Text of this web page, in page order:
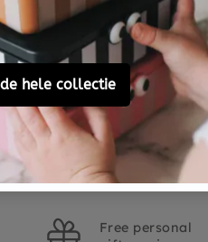
Reviews
a question
Free personal